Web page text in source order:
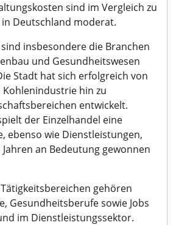
sind im Vergleich zu
Deutschland moderat.
insbesondere die Branchen
und Gesundheitswesen
Stadt hat sich erfolgreich von
hin zu
entwickelt.
der Einzelhandel eine
ebenso wie Dienstleistungen,
an Bedeutung gewonnen
gehören
Gesundheitsberufe sowie Jobs
im Dienstleistungssektor.